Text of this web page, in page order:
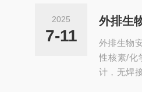
存空间，
循环。类
2025
7-11
外排生
外排生物
性核素/化
计，无焊
并取出，